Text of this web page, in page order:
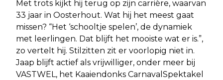
Met trots kijkt hij terug op zijn carrière, waarvan
33 jaar in Oosterhout. Wat hij het meest gaat
missen? “Het ‘schooltje spelen’, de dynamiek
met leerlingen. Dat blijft het mooiste wat er is.”,
zo vertelt hij. Stilzitten zit er voorlopig niet in.
Jaap blijft actief als vrijwilliger, onder meer bij
VASTWEL, het Kaaiendonks CarnavalSpektakel